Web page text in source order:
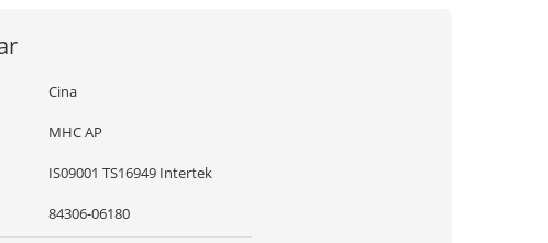
Cina
MHC AP
IS09001 TS16949 Intertek
84306-06180